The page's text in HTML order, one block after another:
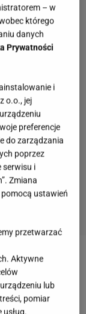
czekają w
– w
którego
danych
Prywatności
i
o.o., jej
preferencje
do zarządzania
poprzez
serwisu i
Zmiana
ustawień
przetwarzać
Aktywne
lub
pomiar
usług.